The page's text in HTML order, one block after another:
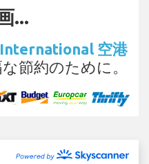
...
空港
節約のために。